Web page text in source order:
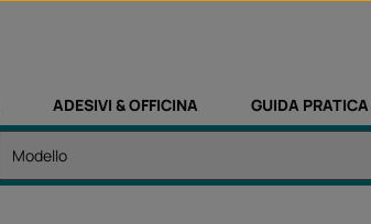
ADESIVI & OFFICINA GUIDA PRATICA